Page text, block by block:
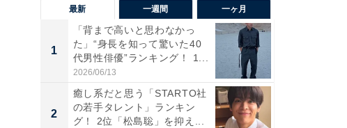
最新 一週間 一ヶ月
1
「背まで高いと思わなかっ
た」“身長を知って驚いた40
代男性俳優”ランキング！ 1...
2026/06/13
2
癒し系だと思う「STARTO社
の若手タレント」ランキン
グ！ 2位「松島聡」を抑え...